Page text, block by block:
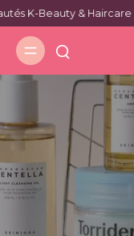
K-Beauty & Haircare